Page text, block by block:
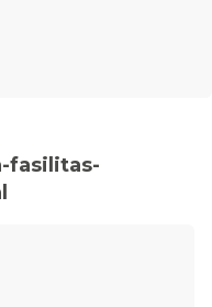
fasilitas-